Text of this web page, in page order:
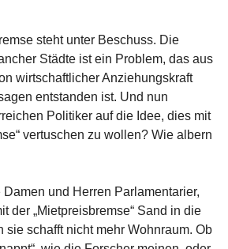
steht unter Beschuss. Die
Städte ist ein Problem, das aus
wirtschaftlicher Anziehungskraft
entstanden ist. Und nun
Politiker auf die Idee, dies mit
vertuschen zu wollen? Wie albern
und Herren Parlamentarier,
der „Mietpreisbremse“ Sand in die
sie schafft nicht mehr Wohnraum. Ob